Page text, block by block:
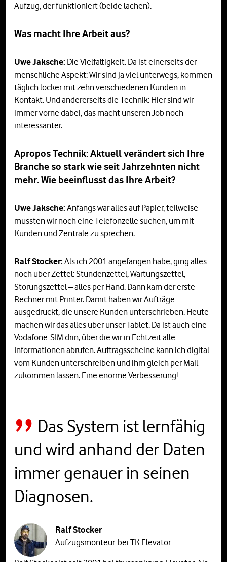
Aufzug, der funktioniert (beide lachen).
Was macht Ihre Arbeit aus?
Uwe Jaksche: Die Vielfältigkeit. Da ist einerseits der
menschliche Aspekt: Wir sind ja viel unterwegs, kommen
täglich locker mit zehn verschiedenen Kunden in
Kontakt. Und andererseits die Technik: Hier sind wir
immer vorne dabei, das macht unseren Job noch
interessanter.
Apropos Technik: Aktuell verändert sich Ihre
Branche so stark wie seit Jahrzehnten nicht
mehr. Wie beeinflusst das Ihre Arbeit?
Uwe Jaksche: Anfangs war alles auf Papier, teilweise
mussten wir noch eine Telefonzelle suchen, um mit
Kunden und Zentrale zu sprechen.
Ralf Stocker: Als ich 2001 angefangen habe, ging alles
noch über Zettel: Stundenzettel, Wartungszettel,
Störungszettel – alles per Hand. Dann kam der erste
Rechner mit Printer. Damit haben wir Aufträge
ausgedruckt, die unsere Kunden unterschrieben. Heute
machen wir das alles über unser Tablet. Da ist auch eine
Vodafone-SIM drin, über die wir in Echtzeit alle
Informationen abrufen. Auftragsscheine kann ich digital
vom Kunden unterschreiben und ihm gleich per Mail
zukommen lassen. Eine enorme Verbesserung!
Das System ist lernfähig
und wird anhand der Daten
immer genauer in seinen
Diagnosen.
Ralf Stocker
Aufzugsmonteur bei TK Elevator